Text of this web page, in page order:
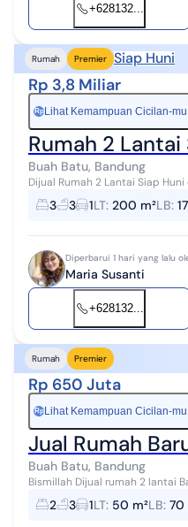
+628132...
Rumah Premier Siap Huni
Rp 3,8 Miliar
RpLihat Kemampuan Cicilan-mu
Rumah 2
Buah Batu, Bandung
Dijual Rumah 2 Lantai Siap
Spesifikasi: - Luas Tanah 200 m2 - Luas Bangunan 170 m2 - Kamar
Tidur 3 + 1 - K...
3 3 1LT: 200 m²LB:
Diperbarui 1 hari yang lalu
Maria Susanti
+628132...
Rumah Premier
Rp 650 Juta
RpLihat Kemampuan Cicilan-mu
Jual Rumah
Buah Batu, Bandung
Bismillah Dijual rumah 2 lantai
Komplek Margahayu Raya Kota
biaya-biaya) Luas tanah...
2 3 1LT: 50 m²LB: 70